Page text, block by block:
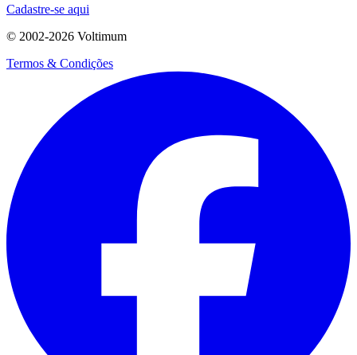
Cadastre-se aqui
© 2002-2026 Voltimum
Termos & Condições